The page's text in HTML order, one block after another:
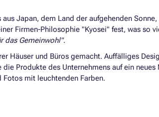
aus Japan, dem Land der aufgehenden
Firmen-Philosophie "Kyosei" fest, was so
das Gemeinwohl".
Häuser und Büros gemacht. Auffälliges
Produkte des Unternehmens auf ein neues
mit leuchtenden Farben.